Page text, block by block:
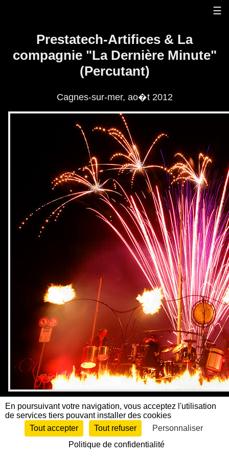
En poursuivant votre navigation, vous acceptez l'utilisation
de services tiers pouvant installer des cookies
Tout accepter
Tout refuser
Personnaliser
Politique de confidentialité
☰
Prestatech-Artifices & La
compagnie "La Dernière Minute"
(Percutant)
Cagnes-sur-mer, ao�t 2012